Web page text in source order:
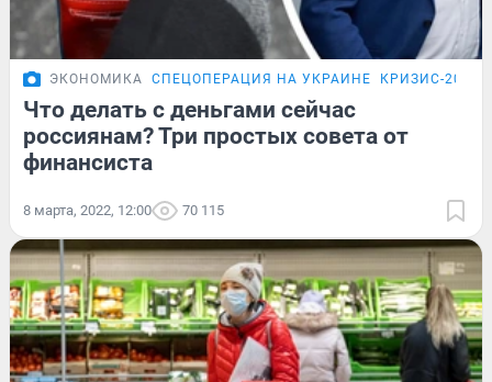
ЭКОНОМИКА СПЕЦОПЕРАЦИЯ НА УКРАИНЕ КРИЗИС-2026
Что делать с деньгами сейчас
россиянам? Три простых совета от
финансиста
8 марта, 2022, 12:00 70 115